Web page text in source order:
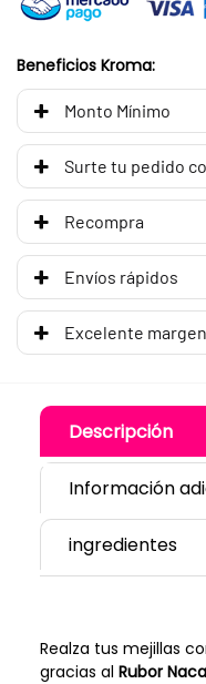
Beneficios Kroma:
Monto Mínimo
Surte tu pedido
Recompra
Envíos rápidos
Excelente
Descripción
Información
ingredientes
Realza tus mejillas
gracias al Rubor